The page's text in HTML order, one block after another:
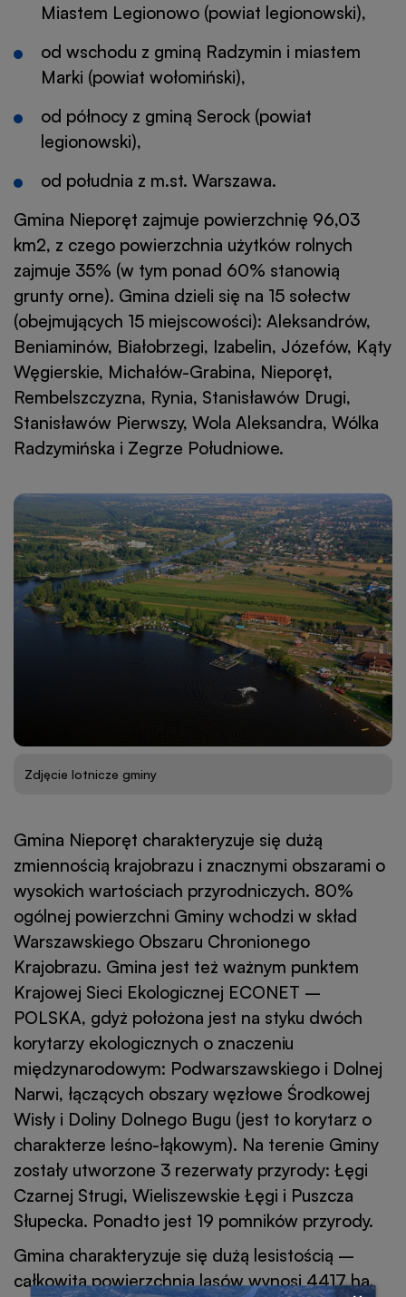
Miastem Legionowo (powiat legionowski),
od wschodu z gminą Radzymin i miastem
Marki (powiat wołomiński),
od północy z gminą Serock (powiat
legionowski),
od południa z m.st. Warszawa.
Gmina Nieporęt zajmuje powierzchnię 96,03
km2, z czego powierzchnia użytków rolnych
zajmuje 35% (w tym ponad 60% stanowią
grunty orne). Gmina dzieli się na 15 sołectw
(obejmujących 15 miejscowości): Aleksandrów,
Beniaminów, Białobrzegi, Izabelin, Józefów, Kąty
Węgierskie, Michałów-Grabina, Nieporęt,
Rembelszczyzna, Rynia, Stanisławów Drugi,
Stanisławów Pierwszy, Wola Aleksandra, Wólka
Radzymińska i Zegrze Południowe.
Zdjęcie lotnicze gminy
Gmina Nieporęt charakteryzuje się dużą
zmiennością krajobrazu i znacznymi obszarami o
wysokich wartościach przyrodniczych. 80%
ogólnej powierzchni Gminy wchodzi w skład
Warszawskiego Obszaru Chronionego
Krajobrazu. Gmina jest też ważnym punktem
Krajowej Sieci Ekologicznej ECONET –
POLSKA, gdyż położona jest na styku dwóch
korytarzy ekologicznych o znaczeniu
międzynarodowym: Podwarszawskiego i Dolnej
Narwi, łączących obszary węzłowe Środkowej
Wisły i Doliny Dolnego Bugu (jest to korytarz o
charakterze leśno-łąkowym). Na terenie Gminy
zostały utworzone 3 rezerwaty przyrody: Łęgi
Czarnej Strugi, Wieliszewskie Łęgi i Puszcza
Słupecka. Ponadto jest 19 pomników przyrody.
Gmina charakteryzuje się dużą lesistością –
całkowita powierzchnia lasów wynosi 4417 ha,